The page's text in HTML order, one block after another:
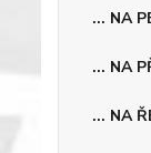
... NA
... NA
... NA